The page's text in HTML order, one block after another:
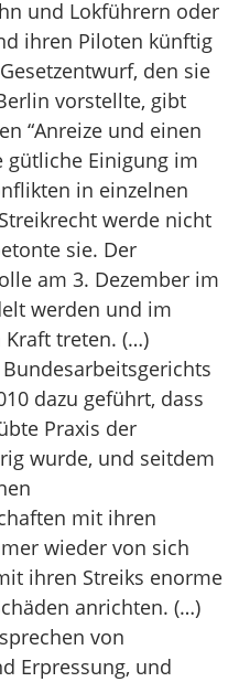
und Lokführern oder
ihren Piloten künftig
den sie
vorstellte, gibt
“Anreize und einen
gütliche Einigung im
in einzelnen
werde nicht
sie. Der
am 3. Dezember im
werden und im
Kraft treten. (…)
dazu geführt, dass
Praxis der
wurde, und seitdem
mit ihren
wieder von sich
ihren Streiks enorme
anrichten. (…)
von
Erpressung, und